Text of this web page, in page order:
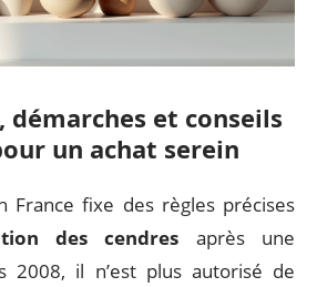
démarches et conseils
un achat serein
France fixe des règles précises
des cendres après une
2008, il n’est plus autorisé de